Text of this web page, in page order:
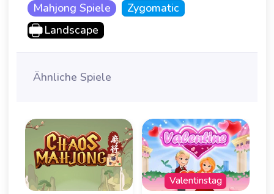
Mahjong Spiele
Zygomatic
Landscape
Ähnliche Spiele
Valentinstag